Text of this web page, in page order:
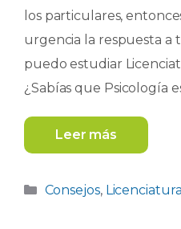
los particulares,
urgencia la respuesta
puedo estudiar
¿Sabías que Psicología
Leer más
Categorías
Consejos,